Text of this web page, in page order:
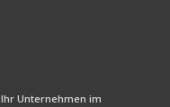
Unternehmen im